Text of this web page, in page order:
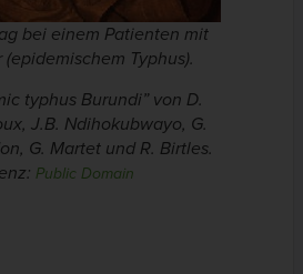
bei einem Patienten mit
Typhus).
typhus Burundi” von D.
J.B. Ndihokubwayo, G.
G. Martet und R. Birtles.
Public Domain